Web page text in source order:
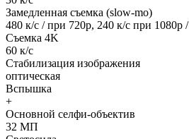
Замедленная съемка (slow-mo)
480 к/с / при 720р, 240 к/с при 1080р /
Съемка 4K
60 к/с
Стабилизация изображения
оптическая
Вспышка
+
Основной селфи-объектив
32 МП